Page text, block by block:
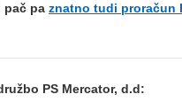
pač pa znatno tudi proračun
PS Mercator, d.d: